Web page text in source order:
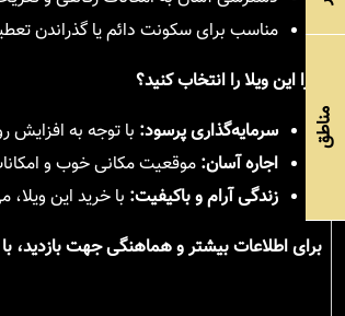
مناسب برای سکونت دائم یا گذراندن
چرا این ویلا را انتخاب کنید؟
سرمایه‌گذاری پرسود: با توجه به
اجاره آسان: موقعیت مکانی خوب و
زندگی آرام و باکیفیت: با خرید این
برای اطلاعات بیشتر و هماهنگی جهت بازدید،
مناطق